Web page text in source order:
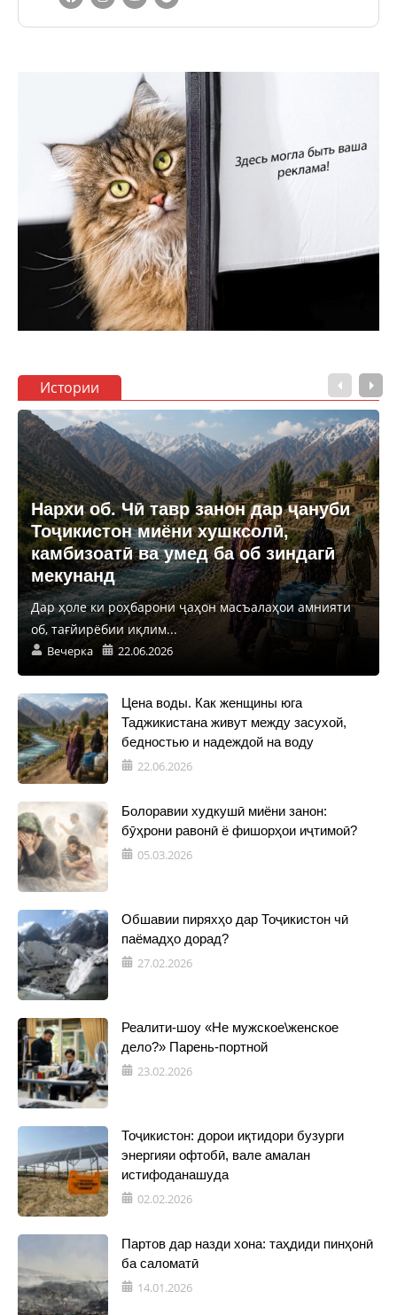
Истории
Нархи об. Чӣ тавр занон дар ҷануби
Тоҷикистон миёни хушксолӣ,
камбизоатӣ ва умед ба об зиндагӣ
мекунанд
Дар ҳоле ки роҳбарони ҷаҳон масъалаҳои амнияти
об, тағйирёбии иқлим...
Вечерка 22.06.2026
Цена воды. Как женщины юга
Таджикистана живут между засухой,
бедностью и надеждой на воду
22.06.2026
Болоравии худкушӣ миёни занон:
бӯҳрони равонӣ ё фишорҳои иҷтимоӣ?
05.03.2026
Обшавии пиряхҳо дар Тоҷикистон чӣ
паёмадҳо дорад?
27.02.2026
Реалити-шоу «Не мужское\женское
дело?» Парень-портной
23.02.2026
Тоҷикистон: дорои иқтидори бузурги
энергияи офтобӣ, вале амалан
истифоданашуда
02.02.2026
Партов дар назди хона: таҳдиди пинҳонӣ
ба саломатӣ
14.01.2026